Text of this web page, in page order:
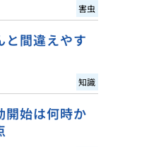
害虫
と間違えやす
知識
開始は何時か